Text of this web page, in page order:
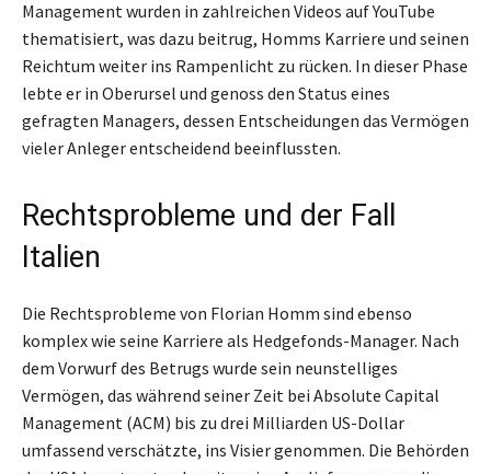
Management wurden in zahlreichen Videos auf YouTube
thematisiert, was dazu beitrug, Homms Karriere und seinen
Reichtum weiter ins Rampenlicht zu rücken. In dieser Phase
lebte er in Oberursel und genoss den Status eines
gefragten Managers, dessen Entscheidungen das Vermögen
vieler Anleger entscheidend beeinflussten.
Rechtsprobleme und der Fall
Italien
Die Rechtsprobleme von Florian Homm sind ebenso
komplex wie seine Karriere als Hedgefonds-Manager. Nach
dem Vorwurf des Betrugs wurde sein neunstelliges
Vermögen, das während seiner Zeit bei Absolute Capital
Management (ACM) bis zu drei Milliarden US-Dollar
umfassend verschätzte, ins Visier genommen. Die Behörden